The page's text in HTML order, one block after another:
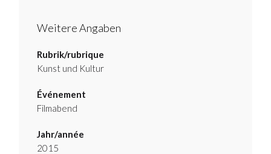
Weitere Angaben
Rubrik/rubrique
Kunst und Kultur
Événement
Filmabend
Jahr/année
2015